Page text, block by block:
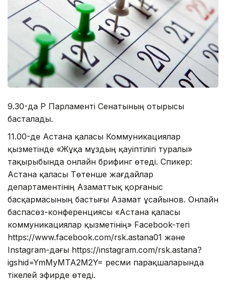
9.30-да ҚР Парламенті Сенатының отырысы
басталады.
11.00-де Астана қаласы Коммуникациялар
қызметінде «Жұқа мұздың қауіптілігі туралы»
тақырыбында онлайн брифинг өтеді. Спикер:
Астана қаласы Төтенше жағдайлар
департаментінің Азаматтық қорғаныс
басқармасының бастығы Азамат Құсайынов. Онлайн
баспасөз-конференциясы «Астана қаласы
коммуникациялар қызметінің» Facеbook-тегі
https://www.facebook.com/rsk.astana01 және
Instagram-дағы https://instagram.com/rsk.astana?
igshid=YmMyMTA2M2Y= ресми парақшаларында
тікелей эфирде өтеді.